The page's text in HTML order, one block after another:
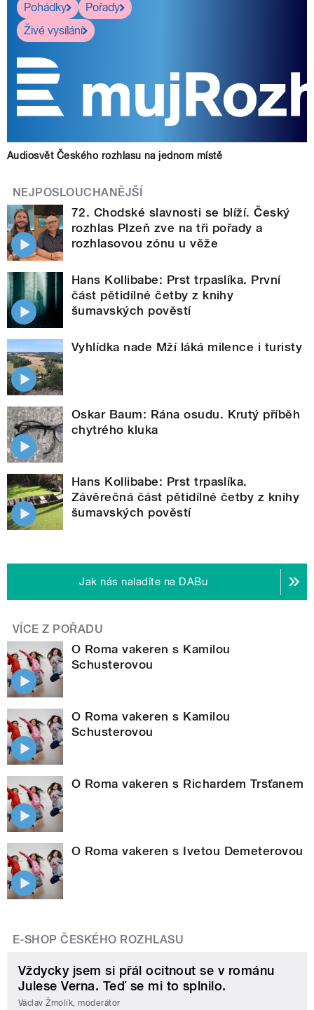
Pohádky
Pořady
Živé vysílání
Audiosvět Českého rozhlasu na jednom místě
NEJPOSLOUCHANĚJŠÍ
72. Chodské slavnosti se blíží. Český
rozhlas Plzeň zve na tři pořady a
rozhlasovou zónu u věže
Hans Kollibabe: Prst trpaslíka. První
část pětidílné četby z knihy
šumavských pověstí
Vyhlídka nade Mží láká milence i turisty
Oskar Baum: Rána osudu. Krutý příběh
chytrého kluka
Hans Kollibabe: Prst trpaslíka.
Závěrečná část pětidílné četby z knihy
šumavských pověstí
Jak nás naladíte na DABu
VÍCE Z POŘADU
O Roma vakeren s Kamilou
Schusterovou
O Roma vakeren s Kamilou
Schusterovou
O Roma vakeren s Richardem Trsťanem
O Roma vakeren s Ivetou Demeterovou
E-SHOP ČESKÉHO ROZHLASU
Vždycky jsem si přál ocitnout se v románu
Julese Verna. Teď se mi to splnilo.
Václav Žmolík, moderátor